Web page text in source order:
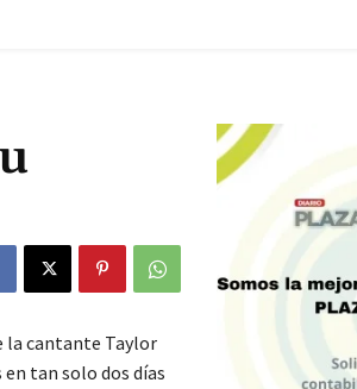
la cantante Taylor
tan solo dos días